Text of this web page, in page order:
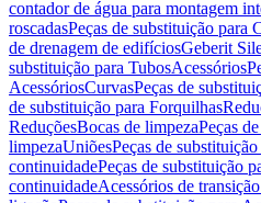
contador de água para montagem
roscadasPeças de substituição para
de drenagem de edifíciosGeberit
substituição para TubosAcessórios
AcessóriosCurvasPeças de
de substituição para Forquilhas
ReduçõesBocas de limpezaPeças
limpezaUniõesPeças de
continuidadePeças de substituição
continuidadeAcessórios de